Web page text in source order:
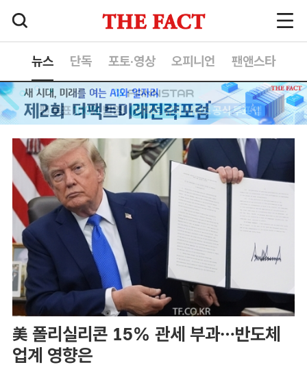
뉴스 단독 포토·영상 오피니언 팬앤스타
美 폴리실리콘 15% 관세 부과…반도체
업계 영향은